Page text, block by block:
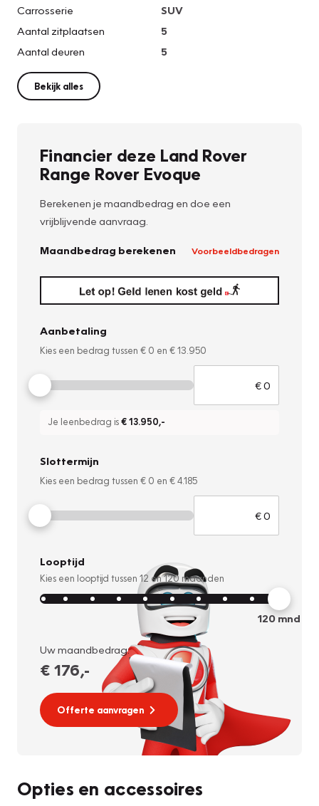
Carrosserie
SUV
Aantal zitplaatsen
5
Aantal deuren
5
Bekijk alles
Financier deze Land Rover
Range Rover Evoque
Berekenen je maandbedrag en doe een
vrijblijvende aanvraag.
Maandbedrag berekenen Voorbeeldbedragen
Aanbetaling
Kies een bedrag tussen € 0 en € 13.950
Je leenbedrag is€ 13.950,-
Slottermijn
Kies een bedrag tussen € 0 en € 4.185
Looptijd
Kies een looptijd tussen 12 en120 maanden
120mnd
Uw maandbedrag:
€ 176,-
Offerte aanvragen
Opties en accessoires